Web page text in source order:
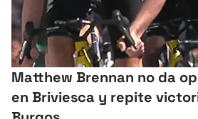
Matthew Brennan no da
en Briviesca y repite